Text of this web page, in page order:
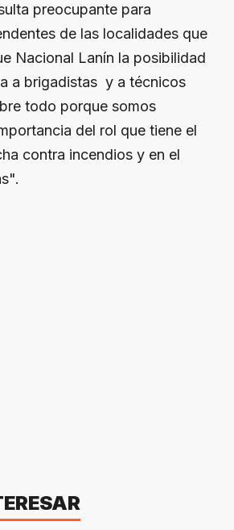
preocupante para
de las localidades que
Nacional Lanín la posibilidad
a brigadistas y a técnicos
todo porque somos
del rol que tiene el
contra incendios y en el